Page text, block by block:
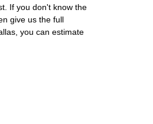
If you don't know the
give us the full
you can estimate